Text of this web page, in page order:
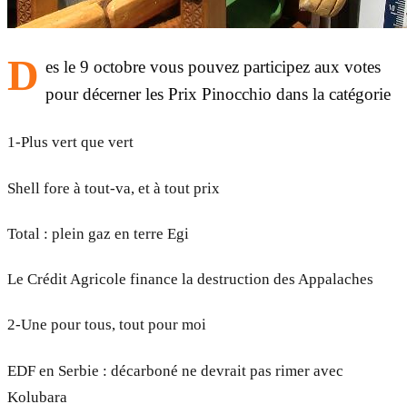
D es le 9 octobre vous pouvez participez aux votes
pour décerner les Prix Pinocchio dans la catégorie
1-Plus vert que vert
Shell fore à tout-va, et à tout prix
Total : plein gaz en terre Egi
Le Crédit Agricole finance la destruction des Appalaches
2-Une pour tous, tout pour moi
EDF en Serbie : décarboné ne devrait pas rimer avec
Kolubara